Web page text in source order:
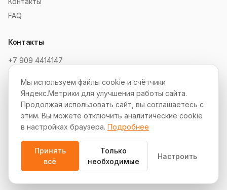
FAQ
Контакты
+7 909 4414147
Telegram: @SokSaitov_bot
Пн–Пт, 10:00–19:00
Партнёрская программа
© 2012–2026 СокСайтов. Все права защищены.
Мы используем файлы cookie и счётчики
Яндекс.Метрики для улучшения работы сайта.
Продолжая использовать сайт, вы соглашаетесь с
этим. Вы можете отключить аналитические cookie
в настройках браузера. Подробнее
Принять
всё
Только
необходимые
Настроить